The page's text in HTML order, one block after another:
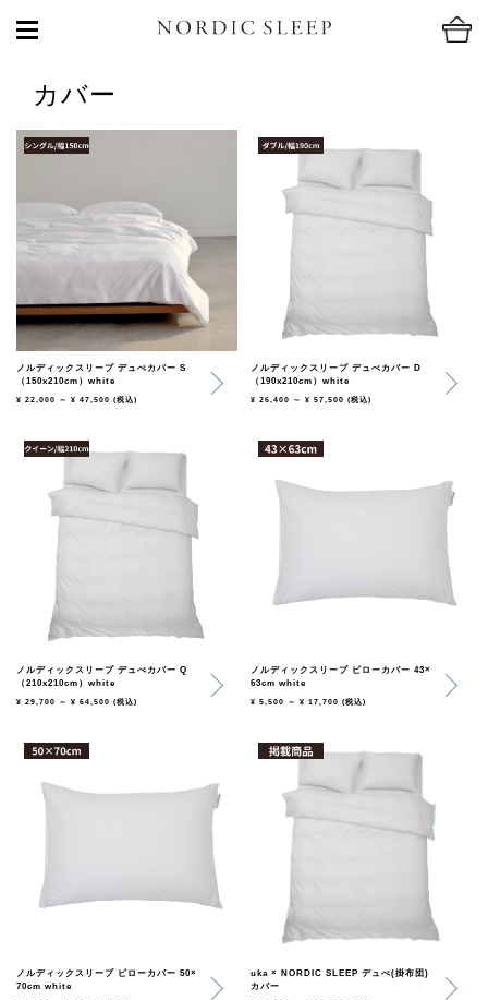
カバー
ノルディックスリープ デュべカバー S
（150x210cm）white
¥ 22,000 ～ ¥ 47,500 (税込)
ノルディックスリープ デュべカバー D
（190x210cm）white
¥ 26,400 ～ ¥ 57,500(税込)
ノルディックスリープ デュべカバー Q
（210x210cm）white
¥ 29,700 ～ ¥ 64,500 (税込)
ノルディックスリープ ピローカバー 43×
63cm white
¥ 5,500 ～ ¥ 17,700(税込)
ノルディックスリープ ピローカバー 50×
70cm white
uka × NORDIC SLEEP デュべ(掛布団)
カバー